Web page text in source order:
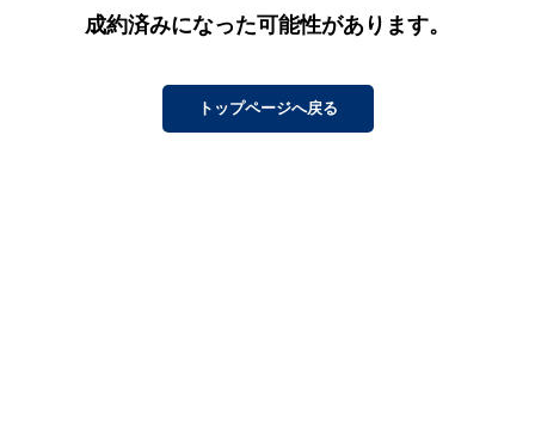
成約済みになった可能性があります。
トップページへ戻る